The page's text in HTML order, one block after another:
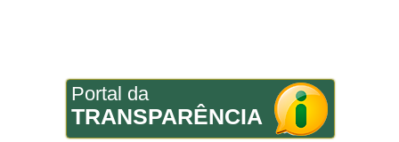
Portal da
TRANSPARÊNCIA